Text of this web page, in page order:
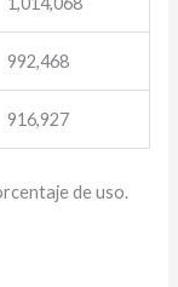
992,468
916,927
de uso.